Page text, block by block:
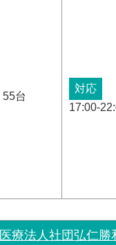
55台
対応
17:00-
医療法人社団弘仁